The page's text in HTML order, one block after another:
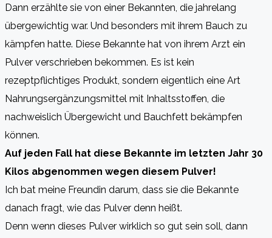
Dann erzählte sie von einer Bekannten, die jahrelang
übergewichtig war. Und besonders mit ihrem Bauch zu
kämpfen hatte. Diese Bekannte hat von ihrem Arzt ein
Pulver verschrieben bekommen. Es ist kein
rezeptpflichtiges Produkt, sondern eigentlich eine Art
Nahrungsergänzungsmittel mit Inhaltsstoffen, die
nachweislich Übergewicht und Bauchfett bekämpfen
können.
Auf jeden Fall hat diese Bekannte im letzten Jahr 30
Kilos abgenommen wegen diesem Pulver!
Ich bat meine Freundin darum, dass sie die Bekannte
danach fragt, wie das Pulver denn heißt.
Denn wenn dieses Pulver wirklich so gut sein soll, dann